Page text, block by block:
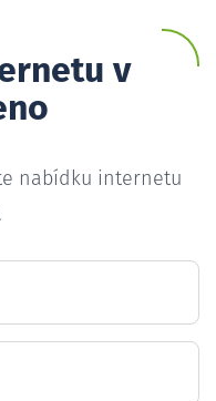
v
nabídku internetu